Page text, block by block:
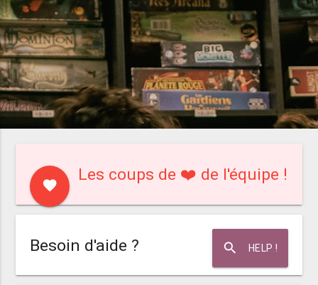
favorite
Les coups de ❤️ de l'équipe !
search HELP !
Besoin d'aide ?